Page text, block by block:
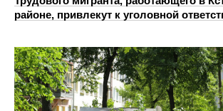
районе, привлекут к уголовной